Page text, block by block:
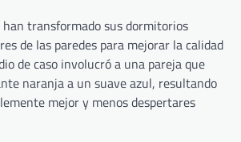
transformado sus dormitorios
de las paredes para mejorar la calidad
de caso involucró a una pareja que
naranja a un suave azul, resultando
mejor y menos despertares